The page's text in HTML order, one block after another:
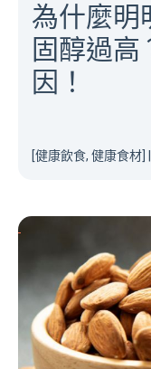
為什麼明
固醇過高
因！
[健康飲食, 健康食材]